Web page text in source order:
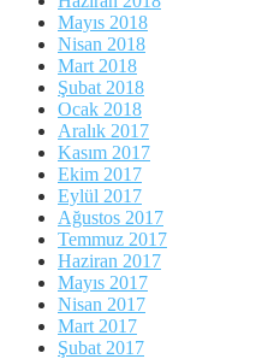
Mayıs 2018
Nisan 2018
Mart 2018
Şubat 2018
Ocak 2018
Aralık 2017
Kasım 2017
Ekim 2017
Eylül 2017
Ağustos 2017
Temmuz 2017
Haziran 2017
Mayıs 2017
Nisan 2017
Mart 2017
Şubat 2017